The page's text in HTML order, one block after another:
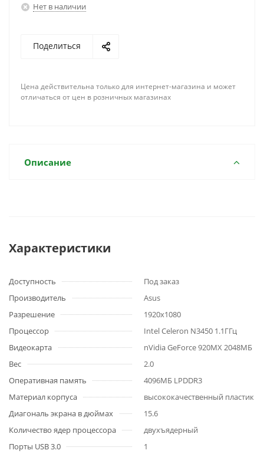
Нет в наличии
Поделиться
Цена действительна только для интернет-магазина и может
отличаться от цен в розничных магазинах
Описание
Характеристики
Доступность
Под заказ
Производитель
Asus
Разрешение
1920x1080
Процессор
Intel Celeron N3450 1.1ГГц
Видеокарта
nVidia GeForce 920MX 2048МБ
Вес
2.0
Оперативная память
4096МБ LPDDR3
Материал корпуса
высококачественный пластик
Диагональ экрана в дюймах
15.6
Количество ядер процессора
двухъядерный
Порты USB 3.0
1